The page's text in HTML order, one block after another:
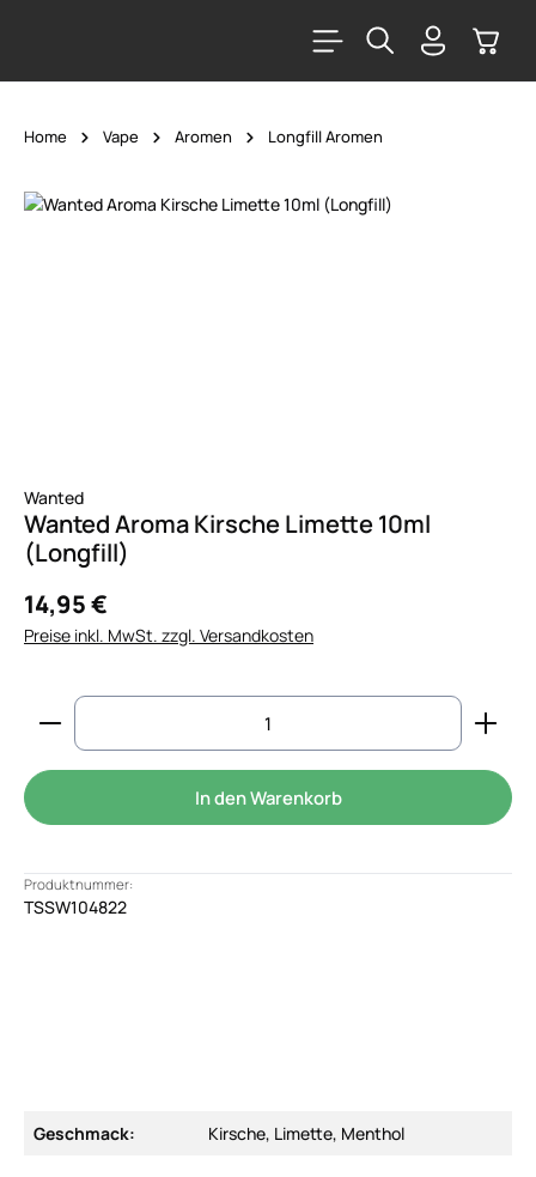
Home Vape Aromen Longfill Aromen
Bildergalerie überspringen
Wanted
Wanted Aroma Kirsche Limette 10ml
(Longfill)
14,95 €
Preise inkl. MwSt. zzgl. Versandkosten
Produkt Anzahl: Gib den gewünschten Wert
In den Warenkorb
Produktnummer:
TSSW104822
Geschmack: Kirsche, Limette, Menthol